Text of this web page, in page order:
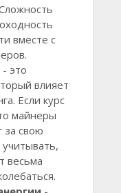
вместе с
- это
влияет
Если курс
майнеры
за свою
весьма